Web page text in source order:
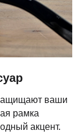
ваши
рамка
акцент.